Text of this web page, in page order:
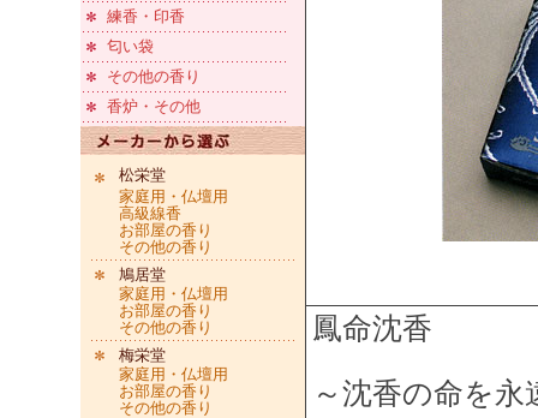
練香・印香
匂い袋
その他の香り
香炉・その他
松栄堂
家庭用・仏壇用
高級線香
お部屋の香り
その他の香り
鳩居堂
家庭用・仏壇用
お部屋の香り
その他の香り
梅栄堂
家庭用・仏壇用
お部屋の香り
その他の香り
鳳命沈香
～沈香の命を永